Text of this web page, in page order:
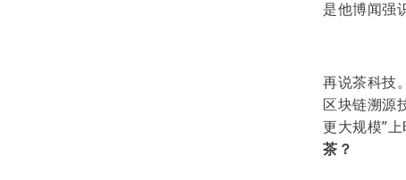
是他博闻强
再说茶科技
区块链溯源
更大规模”
茶？